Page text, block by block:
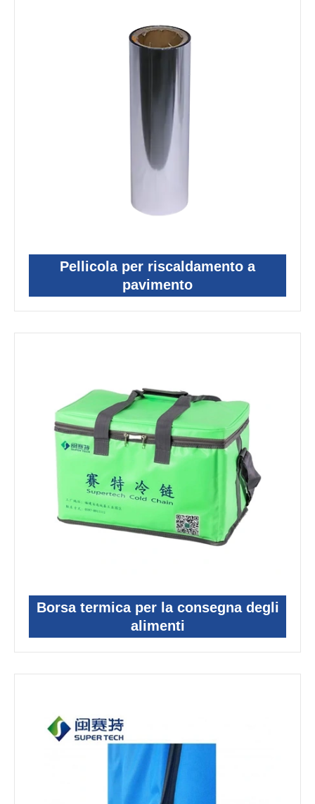
Pellicola per riscaldamento a
pavimento
Borsa termica per la consegna degli
alimenti